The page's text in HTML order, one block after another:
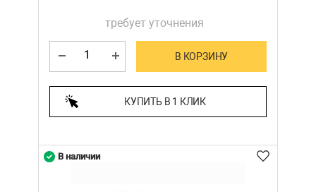
требует уточнения
В КОРЗИНУ
КУПИТЬ В 1 КЛИК
В наличии